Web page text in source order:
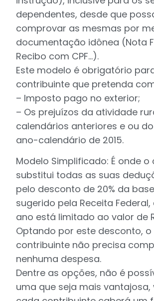
dependentes, desde que
comprovar as mesmas por
documentação idônea (Nota
Recibo com CPF…).
Este modelo é obrigatório
contribuinte que pretenda
– Imposto pago no exterior;
– Os prejuízos da atividade
calendários anteriores e ou
ano-calendário de 2015.
Modelo Simplificado: É onde
substitui todas as suas
pelo desconto de 20% da
sugerido pela Receita
ano está limitado ao valor de
Optando por este desconto, o
contribuinte não precisa
nenhuma despesa.
Dentre as opções, não é
uma que seja mais vantajosa,